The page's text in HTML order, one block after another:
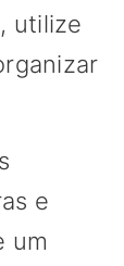
utilize
e
um